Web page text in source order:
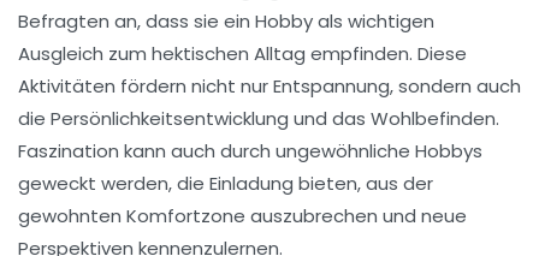
Befragten an, dass sie ein Hobby als wichtigen
Ausgleich zum hektischen Alltag empfinden. Diese
Aktivitäten fördern nicht nurEntspannung, sondern auch
die Persönlichkeitsentwicklung und das Wohlbefinden.
Faszination kann auch durch ungewöhnliche Hobbys
geweckt werden, die Einladung bieten, aus der
gewohnten Komfortzone auszubrechen und neue
Perspektiven kennenzulernen.